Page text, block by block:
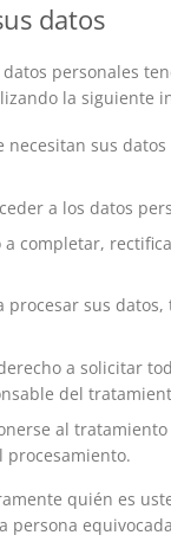
datos
personales
la siguiente
sus
a los datos
completar,
sus
a solicitar
del
al
procesamiento.
quién es
persona